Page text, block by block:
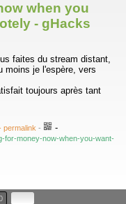
when you
- gHacks
faites du stream distant,
moins je l'espère, vers
toujours après tant
permalink - -
for-money-now-when-you-want-